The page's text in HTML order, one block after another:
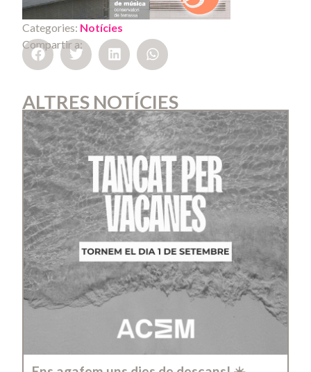
Categories: Notícies
Compartir a:
ALTRES NOTÍCIES